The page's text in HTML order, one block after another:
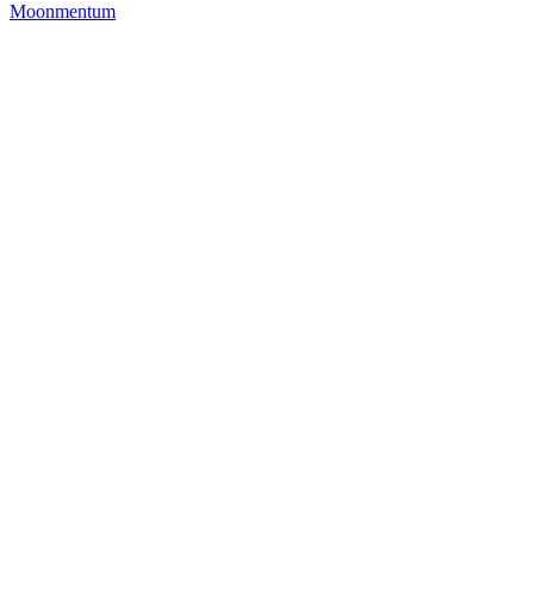
Moonmentum